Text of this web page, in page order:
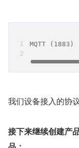
MQTT
我们设备接入的协
接下来继续创建产